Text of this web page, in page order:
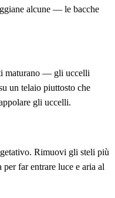
alcune — le bacche
maturano — gli uccelli
un telaio piuttosto che
gli uccelli.
Rimuovi gli steli più
far entrare luce e aria al